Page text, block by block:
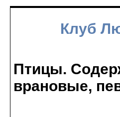
Клуб
Птицы.
врановые,